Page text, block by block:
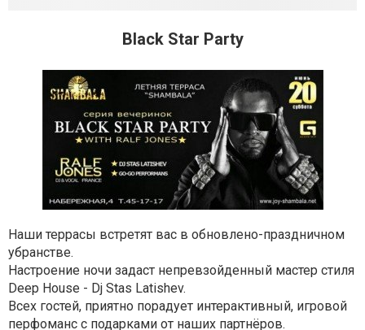
Black Star Party
Наши террасы встретят вас в обновлено-праздничном
убранстве.
Настроение ночи задаст непревзойденный мастер стиля
Deep House - Dj Stas Latishev.
Всех гостей, приятно порадует интерактивный, игровой
перфоманс с подарками от наших партнёров.